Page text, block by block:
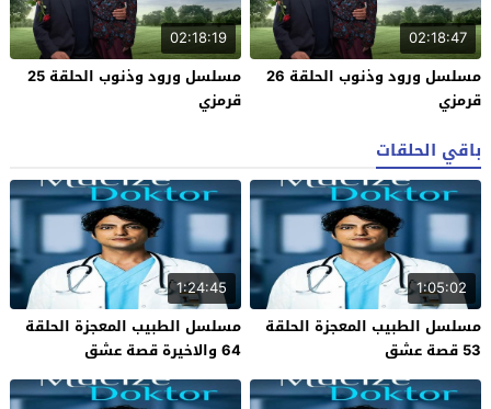
02:18:47
مسلسل ورود وذنوب الحلقة 26
قرمزي
02:18:19
مسلسل ورود وذنوب الحلقة 25
قرمزي
باقي الحلقات
1:05:02
مسلسل الطبيب المعجزة الحلقة
53 قصة عشق
1:24:45
مسلسل الطبيب المعجزة الحلقة
64 والاخيرة قصة عشق